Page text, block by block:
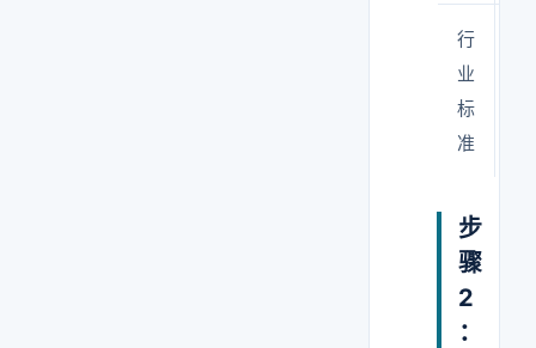
行
业
标
准
步
骤
2
：